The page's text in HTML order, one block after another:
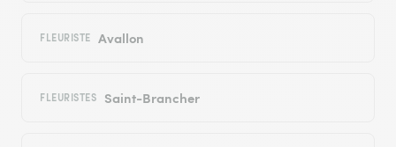
FLEURISTE Avallon
FLEURISTES Saint-Brancher